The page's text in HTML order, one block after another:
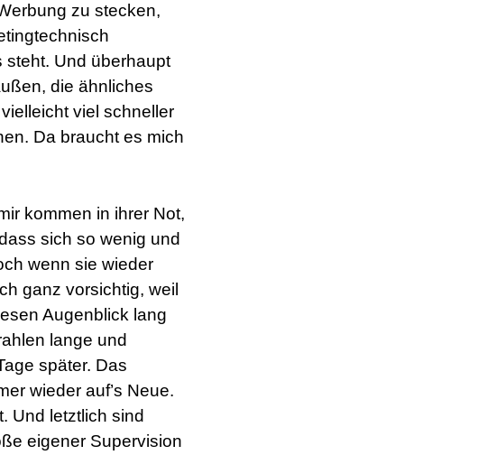
zu stecken,
steht. Und überhaupt
die ähnliches
viel schneller
Da braucht es mich
kommen in ihrer Not,
sich so wenig und
wenn sie wieder
ganz vorsichtig, weil
Augenblick lang
lange und
später. Das
wieder auf’s Neue.
Und letztlich sind
eigener Supervision